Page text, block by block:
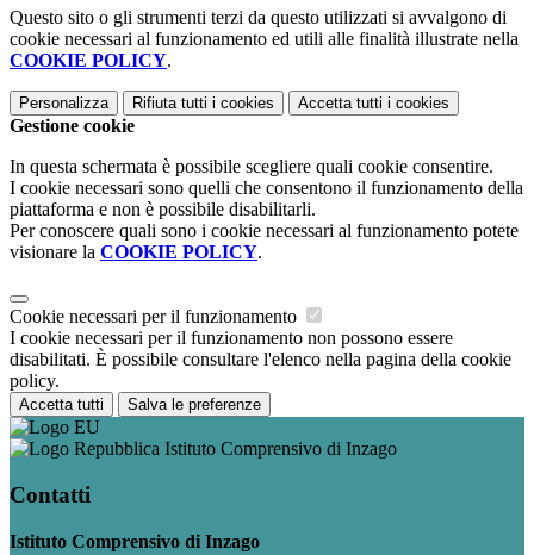
Questo sito o gli strumenti terzi da questo utilizzati si avvalgono di
cookie necessari al funzionamento ed utili alle finalità illustrate nella
COOKIE POLICY.
Personalizza Rifiuta tutti i cookies Accetta tutti i cookies
Gestione cookie
In questa schermata è possibile scegliere quali cookie consentire.
I cookie necessari sono quelli che consentono il funzionamento della
piattaforma e non è possibile disabilitarli.
Per conoscere quali sono i cookie necessari al funzionamento potete
visionare la COOKIE POLICY.
Cookie necessari per il funzionamento
I cookie necessari per il funzionamento non possono essere
disabilitati. È possibile consultare l'elenco nella pagina della cookie
policy.
Accetta tutti Salva le preferenze
Istituto Comprensivo di Inzago
Contatti
Istituto Comprensivo di Inzago